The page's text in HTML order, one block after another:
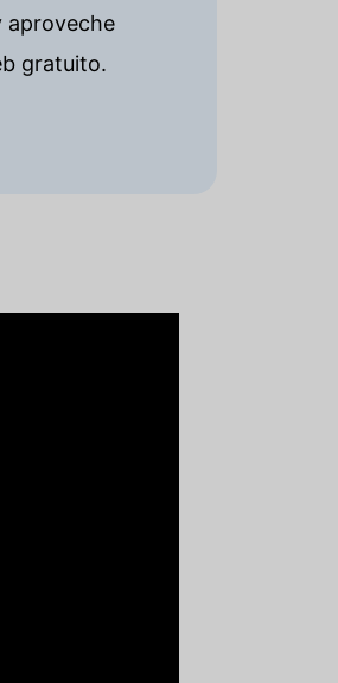
aproveche
gratuito.